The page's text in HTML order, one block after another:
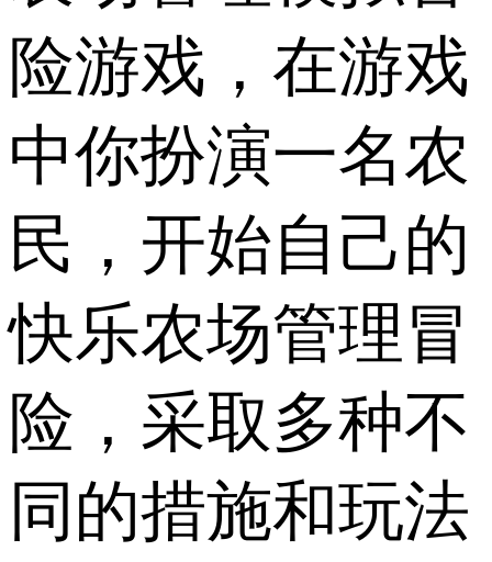
险游戏，在游戏
中你扮演一名农
民，开始自己的
快乐农场管理冒
险，采取多种不
同的措施和玩法